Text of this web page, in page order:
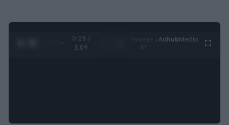
0:29 /
3:09
Ad hubMedia